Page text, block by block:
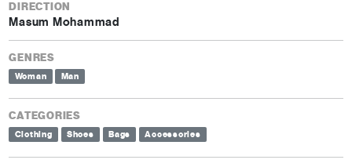
DIRECTION
Masum Mohammad
GENRES
Woman Man
CATEGORIES
Clothing Shoes Bags Accessories